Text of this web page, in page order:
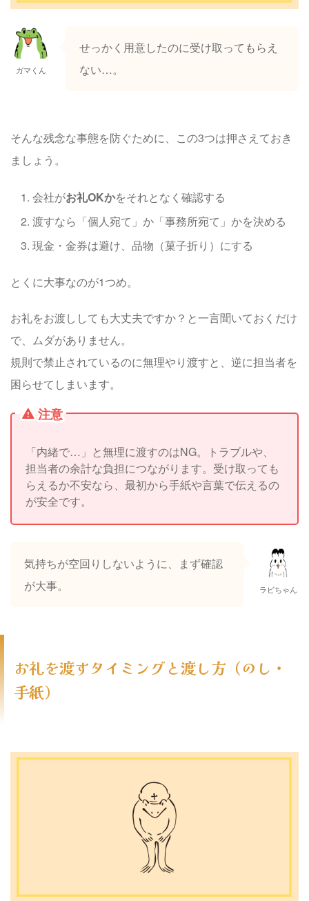
ガマくん
せっかく用意したのに受け取ってもらえ
ない…。
そんな残念な事態を防ぐために、この3つは押さえておき
ましょう。
会社がお礼OKかをそれとなく確認する
渡すなら「個人宛て」か「事務所宛て」かを決める
現金・金券は避け、品物（菓子折り）にする
とくに大事なのが1つめ。
お礼をお渡ししても大丈夫ですか？と一言聞いておくだけ
で、ムダがありません。
規則で禁止されているのに無理やり渡すと、逆に担当者を
困らせてしまいます。
注意
「内緒で…」と無理に渡すのはNG。トラブルや、
担当者の余計な負担につながります。受け取っても
らえるか不安なら、最初から手紙や言葉で伝えるの
が安全です。
気持ちが空回りしないように、まず確認
が大事。
ラビちゃん
お礼を渡すタイミングと渡し方（のし・
手紙）